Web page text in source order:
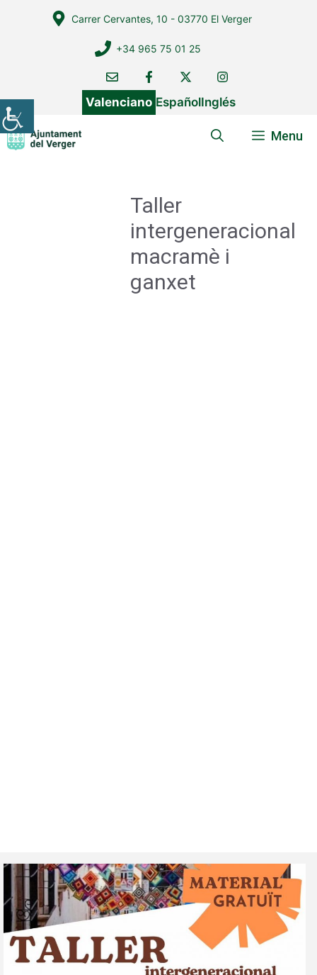
Carrer Cervantes, 10 - 03770 El Verger
+34 965 75 01 25
Valenciano EspañolInglés
Menu
Taller
intergeneracional
macramè i
ganxet